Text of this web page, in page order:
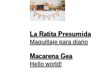
La Ratita Presumida
Maquillaje para diario
Macarena Gea
Hello world!